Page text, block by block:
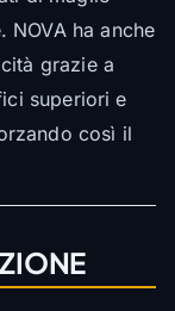
ha anche
grazie a
superiori e
così il